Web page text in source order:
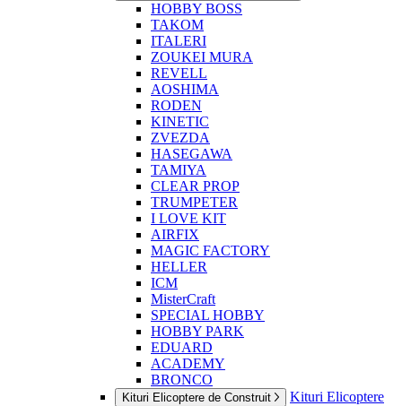
HOBBY BOSS
TAKOM
ITALERI
ZOUKEI MURA
REVELL
AOSHIMA
RODEN
KINETIC
ZVEZDA
HASEGAWA
TAMIYA
CLEAR PROP
TRUMPETER
I LOVE KIT
AIRFIX
MAGIC FACTORY
HELLER
ICM
MisterCraft
SPECIAL HOBBY
HOBBY PARK
EDUARD
ACADEMY
BRONCO
Kituri Elicoptere de Construit
Kituri Elicoptere